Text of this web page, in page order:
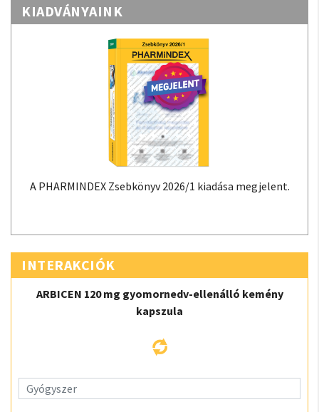
KIADVÁNYAINK
A PHARMINDEX Zsebkönyv 2026/1 kiadása megjelent.
INTERAKCIÓK
ARBICEN 120 mg gyomornedv-ellenálló kemény
kapszula